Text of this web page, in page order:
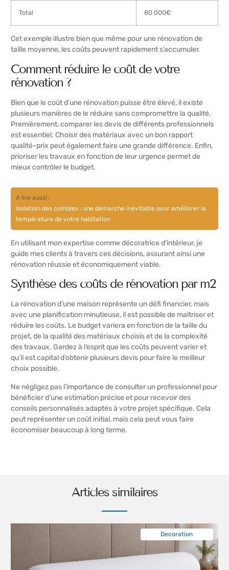
Total 80 000€
Cet exemple illustre bien que même pour une rénovation de
taille moyenne, les coûts peuvent rapidement s’accumuler.
Comment réduire le coût de votre
rénovation ?
Bien que le coût d’une rénovation puisse être élevé, il existe
plusieurs manières de le réduire sans compromettre la qualité.
Premièrement, comparer les devis de différents professionnels
est essentiel. Choisir des matériaux avec un bon rapport
qualité-prix peut également faire une grande différence. Enfin,
prioriser les travaux en fonction de leur urgence permet de
mieux contrôler le budget.
A lire aussi :
Isolation des combles : une démarche inévitable pour améliorer la
température de votre habitation
En utilisant mon expertise comme décoratrice d’intérieur, je
guide mes clients à travers ces décisions, assurant ainsi une
rénovation réussie et économiquement viable.
Synthèse des coûts de rénovation par m2
La rénovation d’une maison représente un défi financier, mais
avec une planification minutieuse, il est possible de maîtriser et
réduire les coûts. Le budget variera en fonction de la taille du
projet, de la qualité des matériaux choisis et de la complexité
des travaux. Gardez à l’esprit que les coûts peuvent varier et
qu’il est capital d’obtenir plusieurs devis pour faire le meilleur
choix possible.
Ne négligez pas l’importance de consulter un professionnel pour
bénéficier d’une estimation précise et pour recevoir des
conseils personnalisés adaptés à votre projet spécifique. Cela
peut représenter un coût initial, mais cela peut vous faire
économiser beaucoup à long terme.
Articles similaires
Decoration